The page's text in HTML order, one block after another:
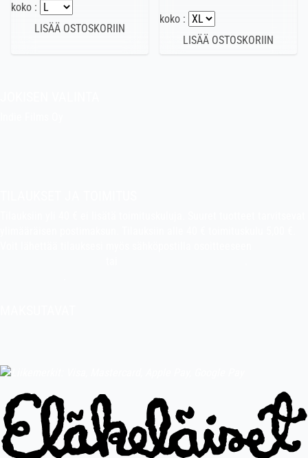
koko :
koko :